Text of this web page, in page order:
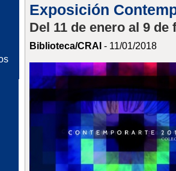
Exposición
Del 11 de enero al 9 de
Biblioteca/CRAI- 11/01/2018